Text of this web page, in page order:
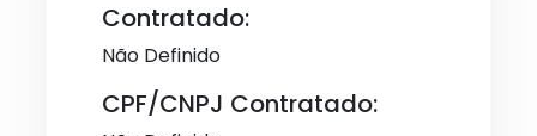
Contratado:
Não Definido
CPF/CNPJ Contratado: